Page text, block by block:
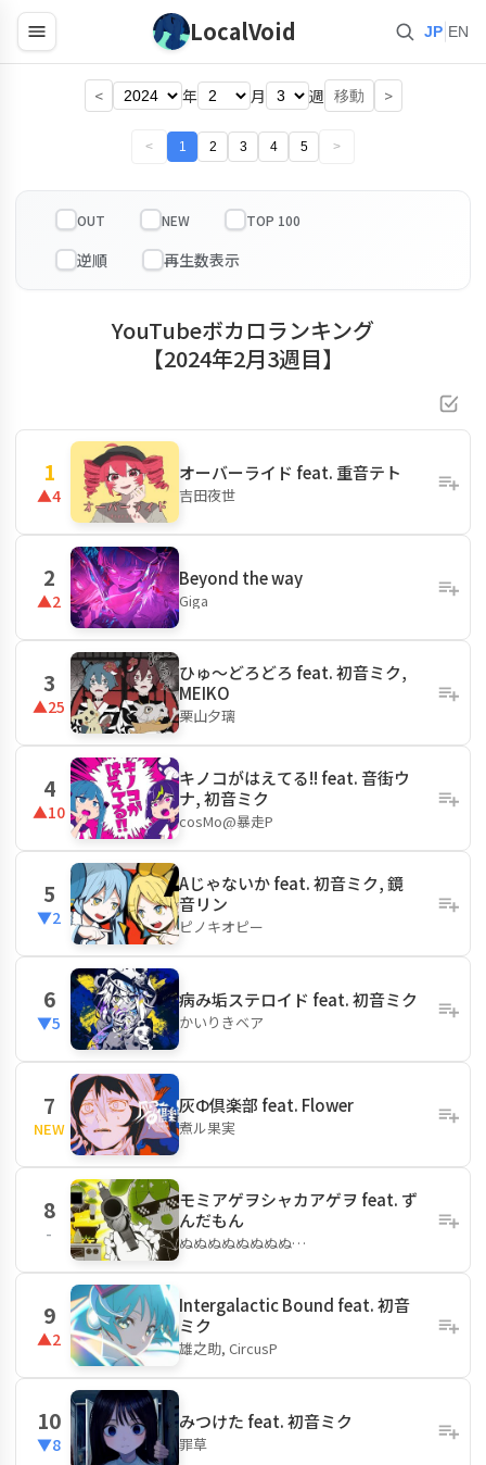
LocalVoid JP EN
< 年 月 週 移動 >
< 1 2 3 4 5 >
OUT NEW TOP 100
YouTubeボカロランキング
【2024年2月3週目】
1
▲4
オーバーライド feat. 重音テト
吉田夜世
2
▲2
Beyond the way
Giga
3
▲25
ひゅ〜どろどろ feat. 初音ミク,
MEIKO
栗山夕璃
4
▲10
キノコがはえてる!! feat. 音街ウ
ナ, 初音ミク
cosMo@暴走P
5
▼2
Aじゃないか feat. 初音ミク, 鏡
音リン
ピノキオピー
6
▼5
病み垢ステロイド feat. 初音ミク
かいりきベア
7
NEW
灰Φ倶楽部 feat. Flower
煮ル果実
8
-
モミアゲヲシャカアゲヲ feat. ず
んだもん
ぬぬぬぬぬぬぬぬ…
9
▲2
Intergalactic Bound feat. 初音
ミク
雄之助, CircusP
10
▼8
みつけた feat. 初音ミク
罪草